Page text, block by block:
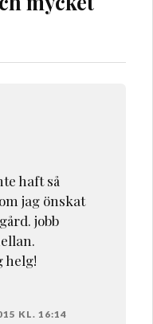
haft så
jag önskat
jobb
helg!
KL. 16:14